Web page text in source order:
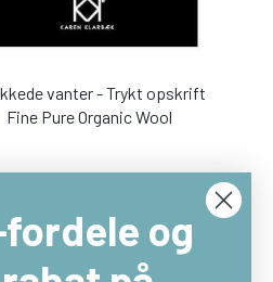
vanter - Trykt opskrift
Fine Pure Organic Wool
39,00 DKK
Læg i kurv
fordele og